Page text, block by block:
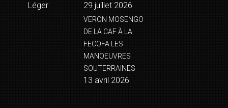
Léger
29 juillet 2026
VERON MOSENGO
DE LA CAF À LA
FECOFA LES
MANOEUVRES
SOUTERRAINES
13 avril 2026